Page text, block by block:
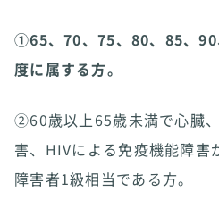
①65、70、75、80、85、
度に属する方。
②60歳以上65歳未満で心臓
害、HIVによる免疫機能障害
障害者1級相当である方。